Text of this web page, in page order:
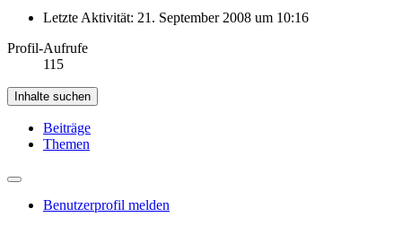
Letzte Aktivität: 21. September 2008 um 10:16
Profil-Aufrufe
115
Inhalte suchen
Beiträge
Themen
Benutzerprofil melden